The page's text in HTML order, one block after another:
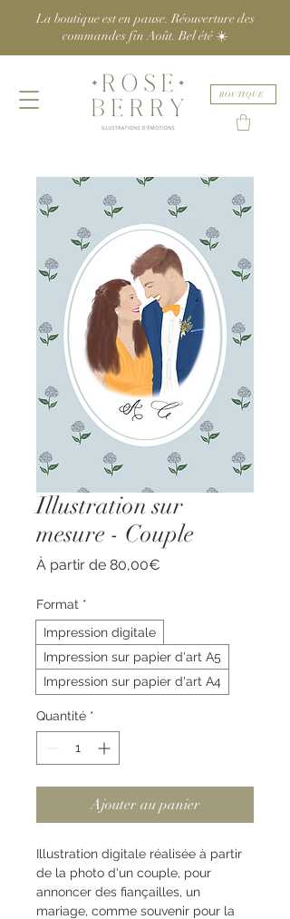
BOUTIQUE
La boutique est en pause. Réouverture des
commandes fin Août. Bel été ☀️
Illustration sur
mesure - Couple
À partir de 80,00€
Format *
Impression digitale
Impression sur papier d'art A5
Impression sur papier d'art A4
Quantité *
Ajouter au panier
Illustration digitale réalisée à partir
de la photo d'un couple, pour
annoncer des fiançailles, un
mariage, comme souvenir pour la